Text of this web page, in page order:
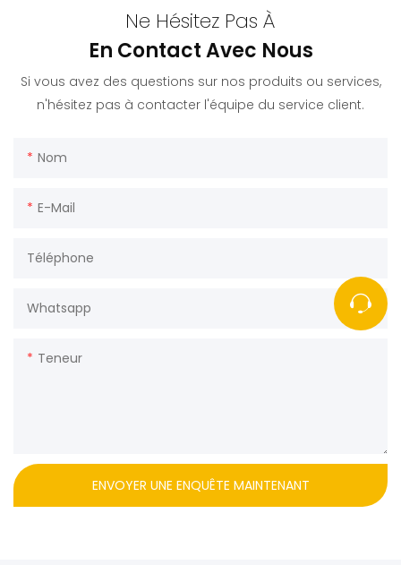
Ne Hésitez Pas À
En Contact Avec Nous
Si vous avez des questions sur nos produits ou services,
n'hésitez pas à contacter l'équipe du service client.
Nom
E-Mail
Téléphone
Whatsapp
Teneur
ENVOYER UNE ENQUÊTE MAINTENANT